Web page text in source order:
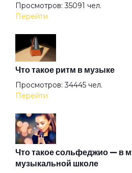
Закрыто
Игрок
Капля крови создателя
Лошадка
Просмотров: 35091 чел.
Перейти
Что такое ритм в музыке
Просмотров: 34445 чел.
Перейти
Что такое сольфеджио — в
музыкальной школе